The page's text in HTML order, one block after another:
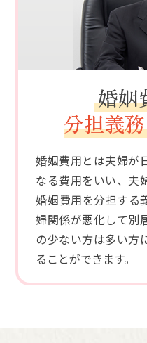
婚姻
分担義務
婚姻費用とは夫婦が
なる費用をいい、夫
婚姻費用を分担する
婦関係が悪化して別
の少ない方は多い方
ることができます。